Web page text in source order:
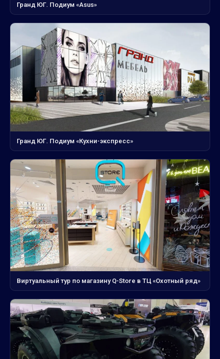
Гранд ЮГ. Подиум «Asus»
Гранд ЮГ. Подиум «Кухни-экспресс»
Виртуальный тур по магазину Q-Store в ТЦ «Охотный ряд»